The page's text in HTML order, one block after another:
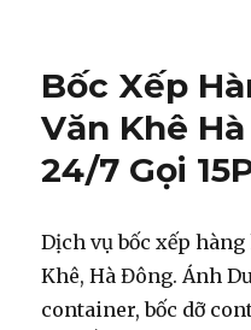
Bốc Xếp
Văn Khê
24/7 Gọi
Dịch vụ bốc xếp
Khê, Hà Đông. Ánh
container, bốc dỡ